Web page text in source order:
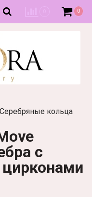
0
Серебряные кольца
с